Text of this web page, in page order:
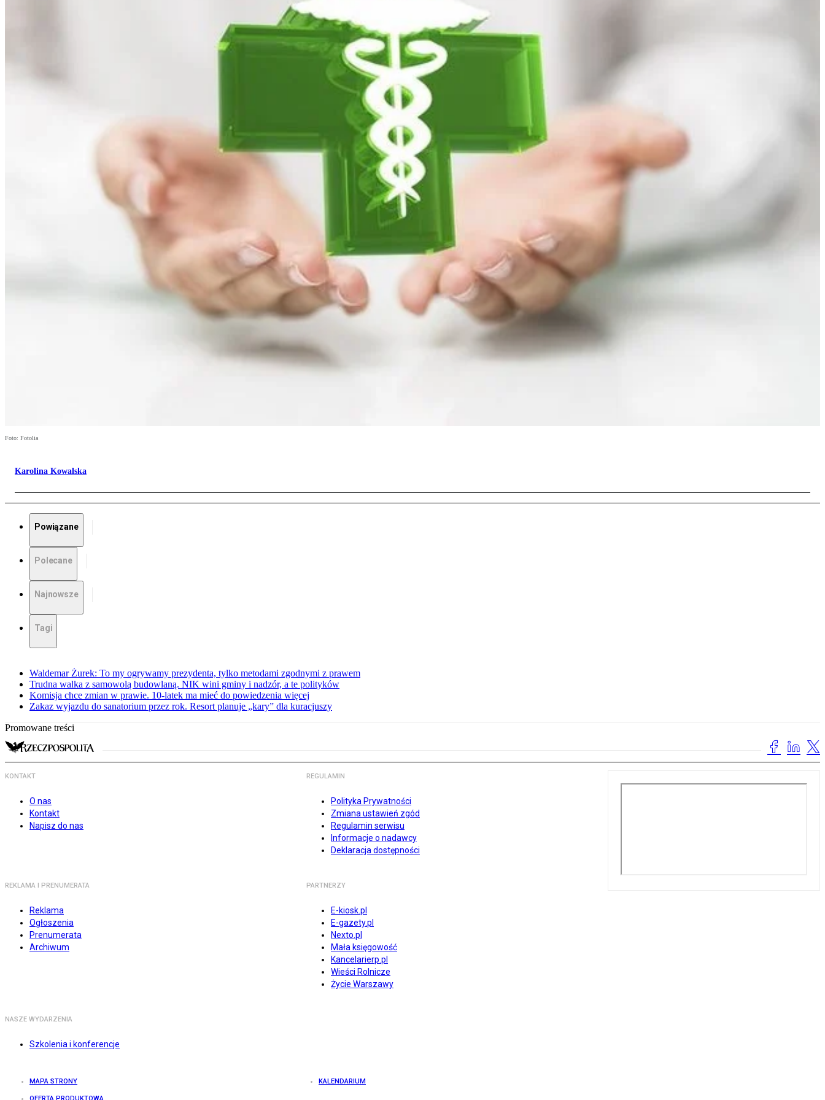
Foto: Fotolia
Karolina Kowalska
Powiązane
Polecane
Najnowsze
Tagi
Waldemar Żurek: To my ogrywamy prezydenta, tylko metodami zgodnymi z prawem
Trudna walka z samowolą budowlaną. NIK wini gminy i nadzór, a te polityków
Komisja chce zmian w prawie. 10-latek ma mieć do powiedzenia więcej
Zakaz wyjazdu do sanatorium przez rok. Resort planuje „kary” dla kuracjuszy
Promowane treści
KONTAKT
O nas
Kontakt
Napisz do nas
REGULAMIN
Polityka Prywatności
Zmiana ustawień zgód
Regulamin serwisu
Informacje o nadawcy
Deklaracja dostępności
REKLAMA I PRENUMERATA
Reklama
Ogłoszenia
Prenumerata
Archiwum
PARTNERZY
E-kiosk.pl
E-gazety.pl
Nexto.pl
Mała księgowość
Kancelarierp.pl
Wieści Rolnicze
Życie Warszawy
NASZE WYDARZENIA
Szkolenia i konferencje
MAPA STRONY KALENDARIUM